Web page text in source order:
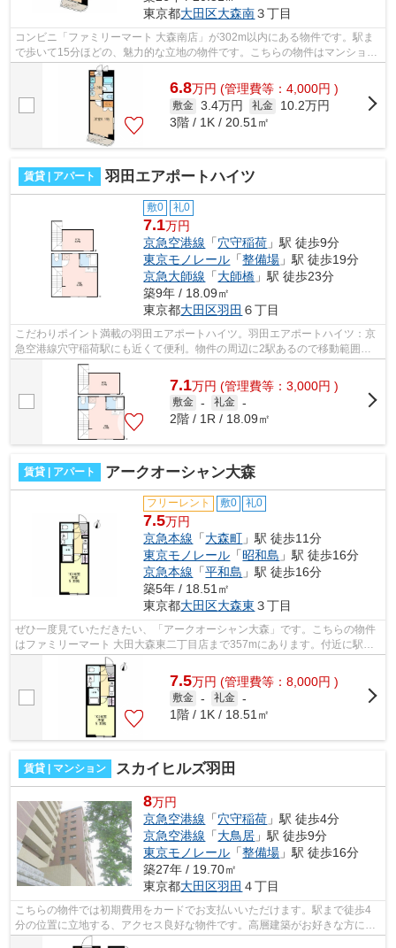
東京都大田区大森南３丁目
コンビニ「ファミリーマート 大森南店」が302m以内にある物件です。駅ま
で歩いて15分ほどの、魅力的な立地の物件です。こちらの物件はマンション
です。こちらの物件からは2駅が近くに...
6.8万円 (管理費等：4,000円 )
敷金 3.4万円 礼金
10.2万円
3階 / 1K / 20.51㎡
賃貸 | アパート 羽田エアポートハイツ
敷0 礼0
7.1万円
京急空港線 「穴守稲荷 」駅 徒歩9分
東京モノレール 「整備場 」駅 徒歩19分
京急大師線 「大師橋 」駅 徒歩23分
築9年 / 18.09㎡
東京都大田区羽田 ６丁目
こだわりポイント満載の羽田エアポートハイツ。羽田エアポートハイツ：京
急空港線穴守稲荷駅にも近くて便利。物件の周辺に2駅あるので移動範囲も
広がります。2016年築の物件です。当社...
7.1万円 (管理費等：3,000円 )
敷金 - 礼金 -
2階 / 1R / 18.09㎡
賃貸 | アパート アークオーシャン大森
フリーレント 敷0 礼0
7.5万円
京急本線 「大森町 」駅 徒歩11分
東京モノレール 「昭和島 」駅 徒歩16分
京急本線 「平和島 」駅 徒歩16分
築5年 / 18.51㎡
東京都大田区大森東 ３丁目
ぜひ一度見ていただきたい、「アークオーシャン大森」です。こちらの物件
はファミリーマート 大田大森東二丁目店まで357mにあります。付近に駅が2
駅あり、行き先に応じて使い分けがで...
7.5万円 (管理費等：8,000円 )
敷金 - 礼金 -
1階 / 1K / 18.51㎡
賃貸 | マンション スカイヒルズ羽田
8万円
京急空港線 「穴守稲荷 」駅 徒歩4分
京急空港線 「大鳥居 」駅 徒歩9分
東京モノレール 「整備場 」駅 徒歩16分
築27年 / 19.70㎡
東京都大田区羽田 ４丁目
こちらの物件では初期費用をカードでお支払いいただけます。駅まで徒歩4
分の位置に立地する、アクセス良好な物件です。高層建築がお好きな方には
11階建てのこちらの物件が好評です。防...